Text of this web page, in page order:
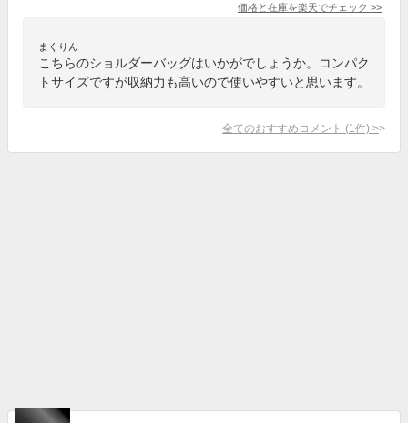
価格と在庫を楽天でチェック >>
まくりん
こちらのショルダーバッグはいかがでしょうか。コンパク
トサイズですが収納力も高いので使いやすいと思います。
全てのおすすめコメント (1 件) >